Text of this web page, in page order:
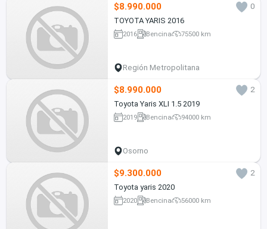
$8.990.000
0
TOYOTA YARIS 2016
2016 Bencina 75500 km
Región Metropolitana
$8.990.000
2
Toyota Yaris XLI 1.5 2019
2019 Bencina 94000 km
Osorno
$9.300.000
2
Toyota yaris 2020
2020 Bencina 56000 km